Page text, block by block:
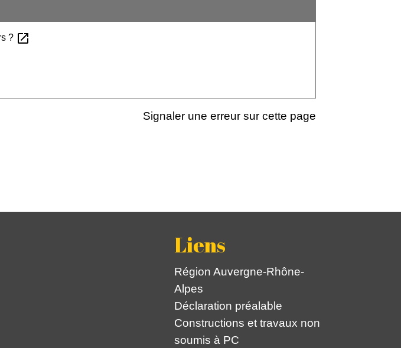
? open_in_new
Signaler une erreur sur cette page
Liens
Région Auvergne-Rhône-
Alpes
Déclaration préalable
Constructions et travaux non
soumis à PC